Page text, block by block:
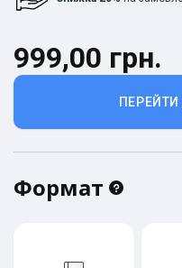
999,00 грн.
Формат